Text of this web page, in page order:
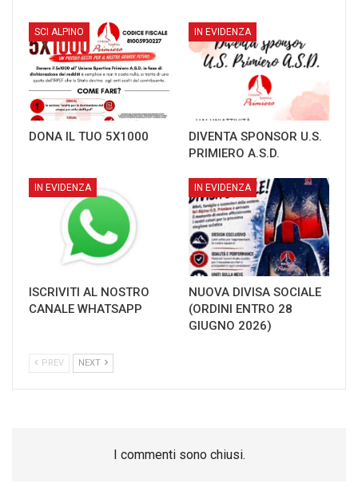
SCI ALPINO
DONA IL TUO 5X1000
IN EVIDENZA
DIVENTA SPONSOR U.S.
PRIMIERO A.S.D.
IN EVIDENZA
ISCRIVITI AL NOSTRO
CANALE WHATSAPP
IN EVIDENZA
NUOVA DIVISA SOCIALE
(ORDINI ENTRO 28
GIUGNO 2026)
PREV NEXT
I commenti sono chiusi.